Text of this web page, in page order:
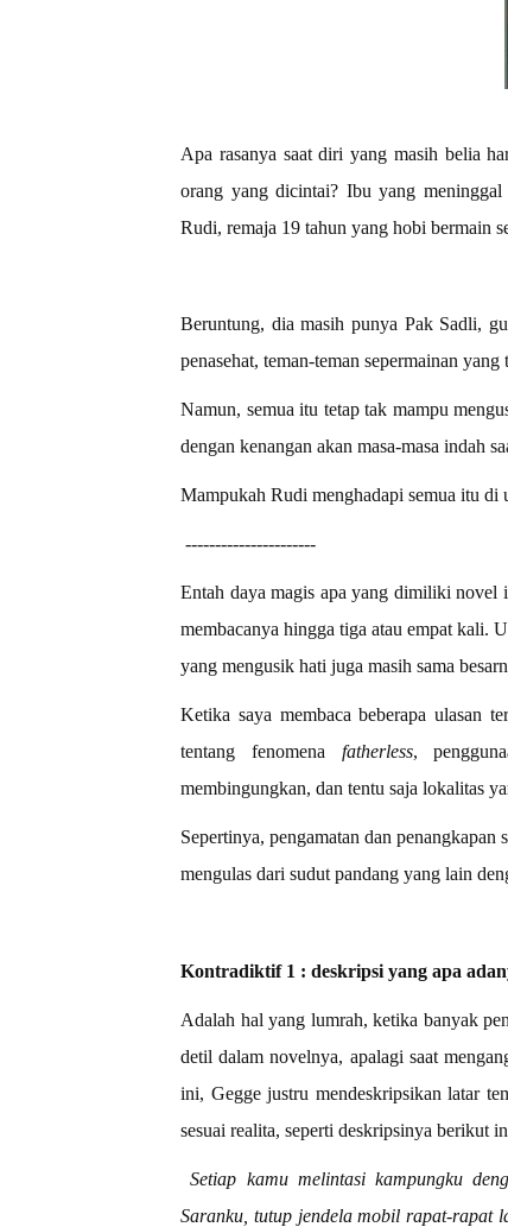
Apa rasanya saat diri yang masih belia
orang yang dicintai? Ibu yang
Rudi, remaja 19 tahun yang hobi bermain
Beruntung, dia masih punya Pak Sadli,
penasehat, teman-teman sepermainan
Namun, semua itu tetap tak mampu
dengan kenangan akan masa-masa indah
Mampukah Rudi menghadapi semua itu di
----------------------
Entah daya magis apa yang dimiliki novel
membacanya hingga tiga atau empat kali.
yang mengusik hati juga masih sama
Ketika saya membaca beberapa ulasan
tentang fenomena fatherless,
membingungkan, dan tentu saja lokalitas
Sepertinya, pengamatan dan
mengulas dari sudut pandang yang lain
Kontradiktif 1 : deskripsi yang apa
Adalah hal yang lumrah, ketika banyak
detil dalam novelnya, apalagi saat
ini, Gegge justru mendeskripsikan latar
sesuai realita, seperti deskripsinya berikut
Setiap kamu melintasi kampungku
Saranku, tutup jendela mobil rapat-rapat